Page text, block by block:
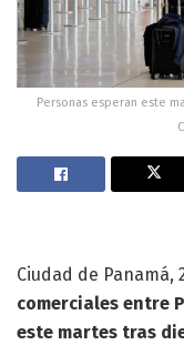
Personas esperan este
Ciudad de Panamá,
comerciales entre
este martes tras